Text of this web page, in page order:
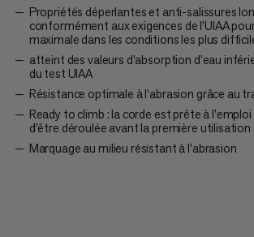
Propriétés déperlantes et anti-salissures
conformément aux exigences de l’UIAA
maximale dans les conditions les plus
atteint des valeurs d'absorption d'eau
du test UIAA
Résistance optimale à l’abrasion grâce au
Ready to climb : la corde est prête à
d'être déroulée avant la première utilisation
Marquage au milieu résistant à l'abrasion